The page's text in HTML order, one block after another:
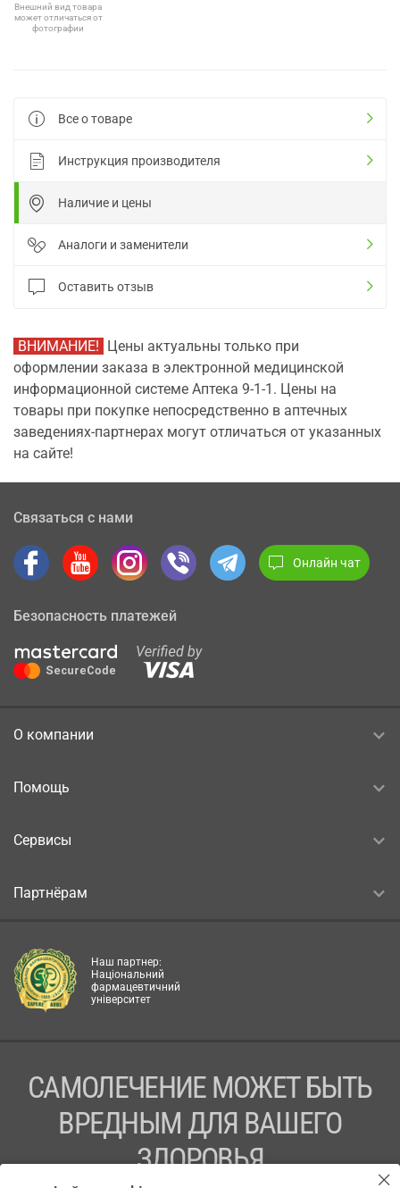
Внешний вид товара
может отличаться от
фотографии
Все о товаре
Инструкция производителя
Наличие и цены
Аналоги и заменители
Оставить отзыв
ВНИМАНИЕ! Цены актуальны только при
оформлении заказа в электронной медицинской
информационной системе Аптека 9-1-1. Цены на
товары при покупке непосредственно в аптечных
заведениях-партнерах могут отличаться от указанных
на сайте!
Связаться с нами
Онлайн чат
Безопасность платежей
О компании
Помощь
Сервисы
Партнёрам
Наш партнер:
Національний
фармацевтичний
університет
САМОЛЕЧЕНИЕ МОЖЕТ БЫТЬ
ВРЕДНЫМ ДЛЯ ВАШЕГО
ЗДОРОВЬЯ